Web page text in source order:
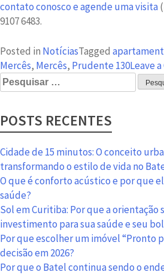
contato conosco e agende uma visita
9107 6483.
Posted in NotíciasTagged
Mercês, Mercês, Prudente 130Leave
Pesquisar
por:
POSTS RECENTES
Cidade de 15 minutos: O conceito
transformando o estilo de vida no
O que é conforto acústico e por que
saúde?
Sol em Curitiba: Por que a orientação
investimento para sua saúde e seu
Por que escolher um imóvel “Pronto
decisão em 2026?
Por que o Batel continua sendo o